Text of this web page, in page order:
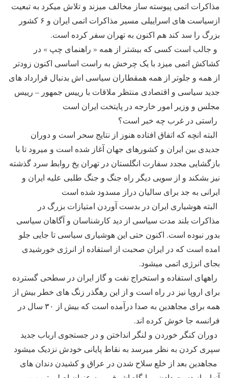
مذاکرات اتمی پیوسته ساز مخالف میزند و تلاش میکرد به تبعیت
ازسیاست های اسراییلی مسیر مذاکرات اتمی ایران و ۶ کشور
بزرگ را سد کند هم اکنون به تهران سفر کرده است.
و جالب است کسی که بیشتر از همه « راهنمای چپ » در
کشاکش اتمی میزد با یک چرخش به راست اساسی اکنون زودتر
از همه و جلوتر از همه همقطاران سیاسی اش بدنبال قرارداد های
جدید سیاسی و اقتصادی منتظر ملاقات با رییس جمهور – رییس
مجلس و وزیر امور خارجه در پایتخت ایران است
راستی در غرب چه خبر است؟
البته انچه که اتفاق افتاده هنوز از نتایج سحر است و دوران
جدیدی بین ایران و کشورهای جهان آغاز شده است و میرود تا با
بازگشایی مجدد سفارت انگلستان در تهران یخ روابط سرد گذشته
نیز بشکند و از سویی دیگر راه جنگ و جنگ طلبی علیه ایران و
ایرانی به جد برای سالیان دراز مسدود شده است
البته هوشیاری ایران در بدست آوردن امتیازات بزرگ در
مذاکرات بلند مدت سیاسی از دید کارشناسان و آگاهان سیاسی
بدور نبوده است. اکنون حتی این هوشیاری سیاسی تا جایی جلو
امده است که در ایران صحبت از استفاده از انرژی خورشیدی
بجای انرژی اتمی میشود.
راههای استفاده و استخراج نفت و گاز ایران در سطحی گسترده
برای اروپا نیز در راه است و از این رهگذر زنگ های خطر بیش از
همه برای مجاهدین به صدا درآمده است که بیش از ۳۰ سال در
فرانسه جا خوش کرده اند.
دوران کنگر خوردن و لنگر انداختن و در جستجوی ارباب جدید
سپری کردن به نظر میرسد به نقاط پایانی خودش نزدیک میشود
مجاهدین بعد از خلع سلاح شدن در عراق و کشیدن دندان های